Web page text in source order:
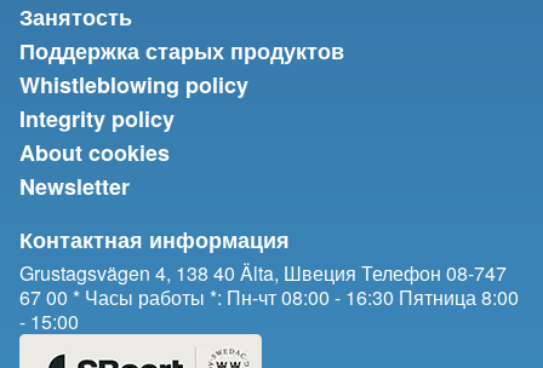
Занятость
Поддержка старых продуктов
Whistleblowing policy
Integrity policy
About cookies
Newsletter
Контактная информация
Grustagsvägen 4, 138 40 Älta, Швеция Телефон 08-747
67 00 * Часы работы *: Пн-чт 08:00 - 16:30 Пятница 8:00
- 15:00